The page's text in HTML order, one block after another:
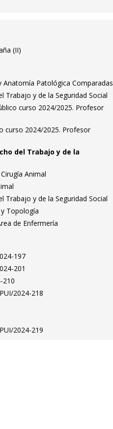
(II)
Patológica Comparadas
y de la Seguridad Social
curso 2024/2025. Profesor
curso 2024/2025. Profesor
del Trabajo y de la
Animal
y de la Seguridad Social
Topología
de Enfermería
197
201
210
2024-218
2024-219